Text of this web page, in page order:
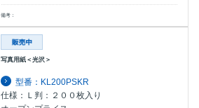
備考：
写真用紙＜光沢＞
型番：KL200PSKR
仕様：Ｌ判：２００枚入り